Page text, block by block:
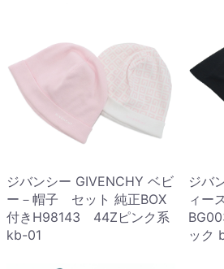
ジバンシー GIVENCHY ベビ
ー－帽子 セット 純正BOX
付きH98143 44Zピンク系
kb-01
ジバ
ィー
ック